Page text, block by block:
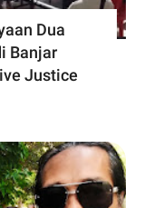
Dua
Banjar
Justice